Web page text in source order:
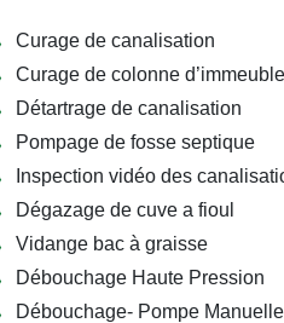
Curage de canalisation
Curage de colonne d’immeuble
Détartrage de canalisation
Pompage de fosse septique
Inspection vidéo des
Dégazage de cuve a fioul
Vidange bac à graisse
Débouchage Haute Pression
Débouchage- Pompe